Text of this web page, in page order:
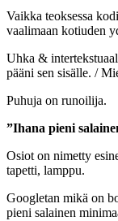
Vaikka teoksessa
vaalimaan kotiuden
Uhka &
pääni sen sisälle. /
Puhuja on runoilija.
”Ihana pieni
Osiot on nimetty
tapetti, lamppu.
Googletan mikä on
pieni salainen